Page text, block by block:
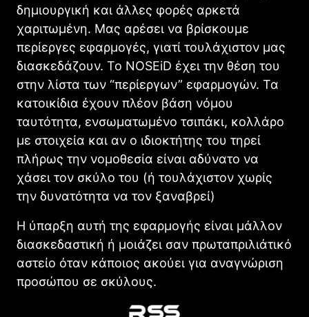
δημιουργική και άλλες φορές αρκετά
χαριτωμένη. Μας αρέσει να βρίσκουμε
περίεργες εφαρμογές, γιατί τουλάχιστον μας
διασκεδάζουν. Το NOSEiD έχει την θέση του
στην λίστα των “περίεργων” εφαρμογών. Τα
κατοικίδια έχουν πλέον βάση νόμου
ταυτότητα, ενσωματωμένο τσιπάκι, κολλάρο
με στοιχεία και αν ο ιδιοκτήτης του τηρεί
πλήρως την νομοθεσία είναι αδύνατο να
χάσει τον σκύλο του (ή τουλάχιστον χωρίς
την δυνατότητα να τον ξαναβρεί)
Η ύπαρξη αυτή της εφαρμογής είναι μάλλον
διασκεδαστική ή μοιάζει σαν πρωταπριλιάτικό
αστείο όταν κάποιος ακούει για αναγνώριση
προσώπου σε σκύλους.